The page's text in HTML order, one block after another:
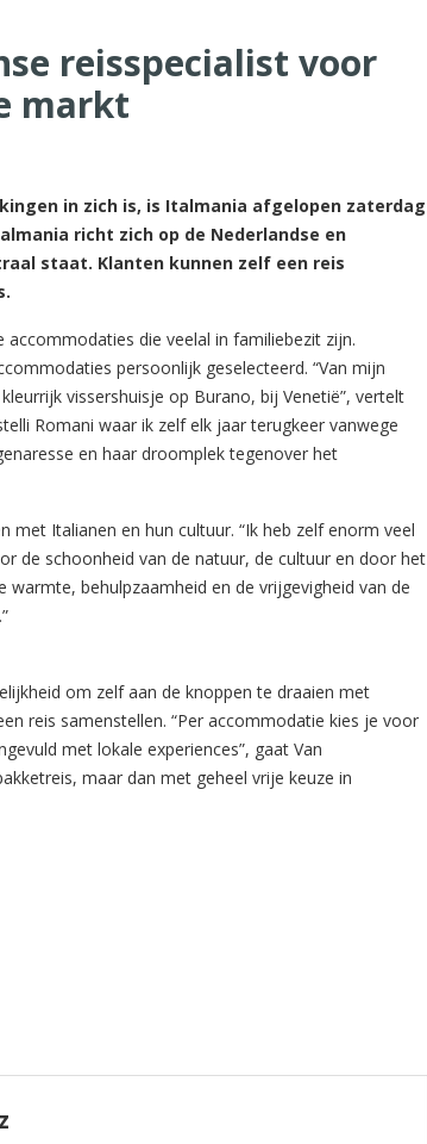
reisspecialist voor
markt
in zich is, is Italmania afgelopen zaterdag
richt zich op de Nederlandse en
staat. Klanten kunnen zelf een reis
die veelal in familiebezit zijn.
persoonlijk geselecteerd. “Van mijn
vissershuisje op Burano, bij Venetië”, vertelt
Romani waar ik zelf elk jaar terugkeer vanwege
en haar droomplek tegenover het
met Italianen en hun cultuur. “Ik heb zelf enorm veel
de schoonheid van de natuur, de cultuur en door het
behulpzaamheid en de vrijgevigheid van de
om zelf aan de knoppen te draaien met
reis samenstellen. “Per accommodatie kies je voor
met lokale experiences”, gaat Van
maar dan met geheel vrije keuze in